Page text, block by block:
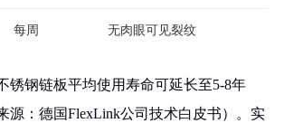
每周 无肉眼可见裂纹
锈钢链板平均使用寿命可延长至5-8年
源：德国FlexLink公司技术白皮书）。实